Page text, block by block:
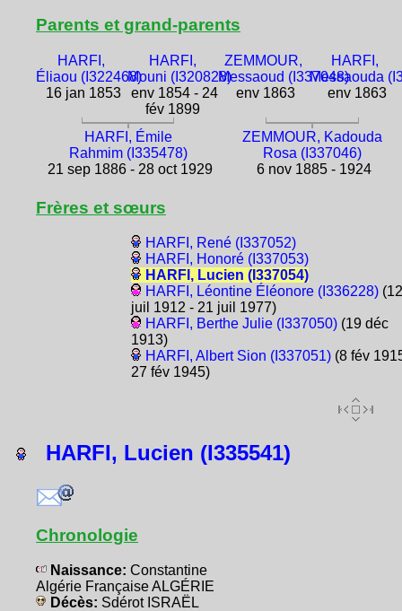
Parents et grand-parents
HARFI,
Éliaou (I322468)
16 jan 1853
HARFI,
Mouni (I320828)
env 1854 - 24
fév 1899
ZEMMOUR,
Messaoud (I337048)
env 1863
HARFI,
Messaouda
env 1863
HARFI, Émile
Rahmim (I335478)
21 sep 1886 - 28 oct 1929
ZEMMOUR, Kadouda
Rosa (I337046)
6 nov 1885 - 1924
Frères et sœurs
HARFI, René (I337052)
HARFI, Honoré (I337053)
HARFI, Lucien (I337054)
HARFI, Léontine Éléonore (I336228)(12
juil 1912 - 21 juil 1977)
HARFI, Berthe Julie (I337050)(19 déc
1913)
HARFI, Albert Sion (I337051)(8 fév
27 fév 1945)
HARFI, Lucien (I335541)
Chronologie
Naissance: Constantine
Algérie Française ALGÉRIE
Décès: Sdérot ISRAËL